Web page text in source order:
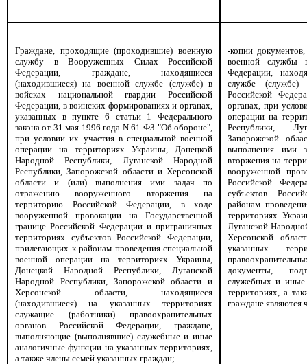
Граждане, проходящие (проходившие) военную
службу в Вооруженных Силах Российской
Федерации, граждане, находящиеся
(находившиеся) на военной службе (службе) в
войсках национальной гвардии Российской
Федерации, в воинских формированиях и органах,
указанных в пункте 6 статьи 1 Федерального
закона от 31 мая 1996 года N 61-ФЗ "Об обороне",
при условии их участия в специальной военной
операции на территориях Украины, Донецкой
Народной Республики, Луганской Народной
Республики, Запорожской области и Херсонской
области и (или) выполнения ими задач по
отражению вооруженного вторжения на
территорию Российской Федерации, в ходе
вооруженной провокации на Государственной
границе Российской Федерации и приграничных
территориях субъектов Российской Федерации,
прилегающих к районам проведения специальной
военной операции на территориях Украины,
Донецкой Народной Республики, Луганской
Народной Республики, Запорожской области и
Херсонской области, находящиеся
(находившиеся) на указанных территориях
служащие (работники) правоохранительных
органов Российской Федерации, граждане,
выполняющие (выполнявшие) служебные и иные
аналогичные функции на указанных территориях,
а также члены семей указанных граждан;
-копии
военной службы
Федерации,
службе (службе)
Российской
органах, при
операции на
Республики,
Запорожской
выполнения ими
вторжения на
вооруженной
Российской
субъектов
районам
территориях
Луганской
Херсонской
указанных
документы,
служебных и иные
территориях, а
граждане являются